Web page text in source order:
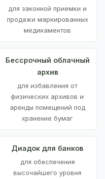
для законной приемки и
продажи маркированных
медикаментов
Бессрочный облачный
архив
для избавления от
физических архивов и
аренды помещений под
хранение бумаг
Диадок для банков
для обеспечения
высочайшего уровня